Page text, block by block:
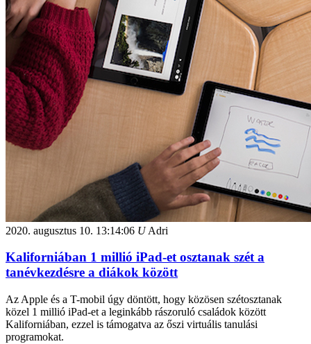
2020. augusztus 10. 13:14:06 UAdri
Kaliforniában 1 millió iPad-et osztanak szét a
tanévkezdésre a diákok között
Az Apple és a T-mobil úgy döntött, hogy közösen szétosztanak
közel 1 millió iPad-et a leginkább rászoruló családok között
Kaliforniában, ezzel is támogatva az őszi virtuális tanulási
programokat.